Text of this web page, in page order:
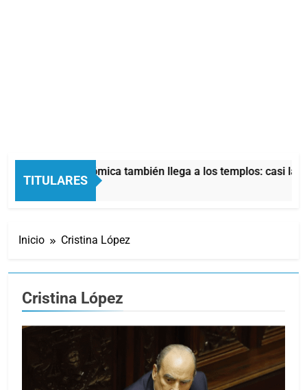
TITULARES
La crisis económica también llega a los templos: casi la
10 Horas Atrás
Inicio Cristina López
Cristina López